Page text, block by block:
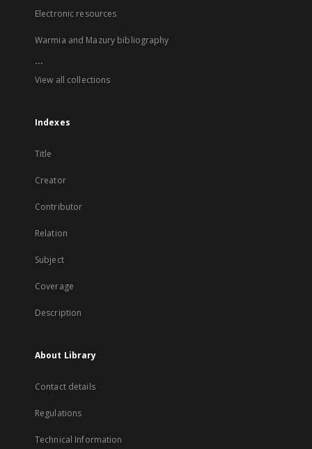
Electronic resources
Warmia and Mazury bibliography
...
View all collections
Indexes
Title
Creator
Contributor
Relation
Subject
Coverage
Description
About Library
Contact details
Regulations
Technical Information